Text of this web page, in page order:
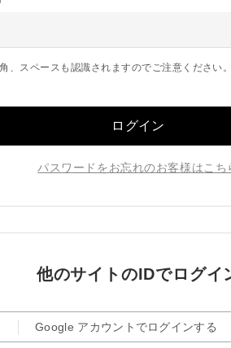
、スペースも認識されますのでご注意ください。
ログイン
パスワードをお忘れのお客様はこち
他のサイトのIDでログイ
Google アカウント でログインする